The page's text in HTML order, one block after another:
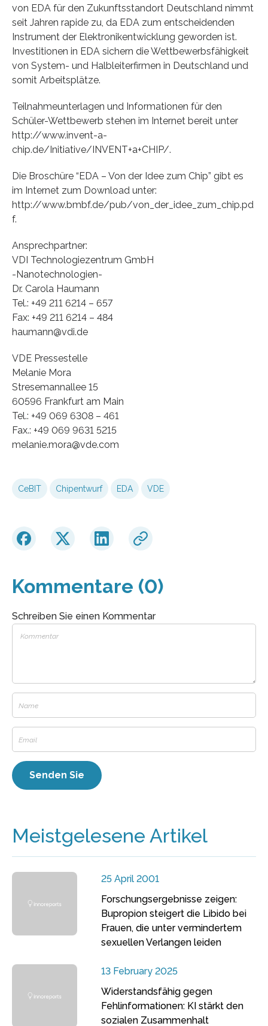
von EDA für den Zukunftsstandort Deutschland nimmt
seit Jahren rapide zu, da EDA zum entscheidenden
Instrument der Elektronikentwicklung geworden ist.
Investitionen in EDA sichern die Wettbewerbsfähigkeit
von System- und Halbleiterfirmen in Deutschland und
somit Arbeitsplätze.
Teilnahmeunterlagen und Informationen für den
Schüler-Wettbewerb stehen im Internet bereit unter
http://www.invent-a-
chip.de/Initiative/INVENT+a+CHIP/.
Die Broschüre “EDA – Von der Idee zum Chip” gibt es
im Internet zum Download unter:
http://www.bmbf.de/pub/von_der_idee_zum_chip.pd
f.
Ansprechpartner:
VDI Technologiezentrum GmbH
-Nanotechnologien-
Dr. Carola Haumann
Tel.: +49 211 6214 – 657
Fax: +49 211 6214 – 484
haumann@vdi.de
VDE Pressestelle
Melanie Mora
Stresemannallee 15
60596 Frankfurt am Main
Tel.: +49 069 6308 – 461
Fax.: +49 069 9631 5215
melanie.mora@vde.com
CeBIT Chipentwurf EDA VDE
Kommentare (0)
Schreiben Sie einen Kommentar
Meistgelesene Artikel
25 April 2001
Forschungsergebnisse zeigen:
Bupropion steigert die Libido bei
Frauen, die unter vermindertem
sexuellen Verlangen leiden
13 February 2025
Widerstandsfähig gegen
Fehlinformationen: KI stärkt den
sozialen Zusammenhalt